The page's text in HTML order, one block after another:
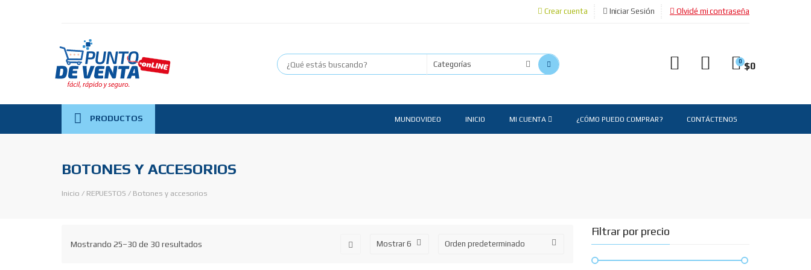
Crear cuenta Iniciar Sesión Olvidé mi contraseña
0 $0
PRODUCTOS MUNDOVIDEO INICIO MI CUENTA ¿CÓMO PUEDO COMPRAR? CONTÁCTENOS
BOTONES Y ACCESORIOS
Inicio / REPUESTOS / Botones y accesorios
Mostrando 25–30 de 30 resultados
Filtrar por precio